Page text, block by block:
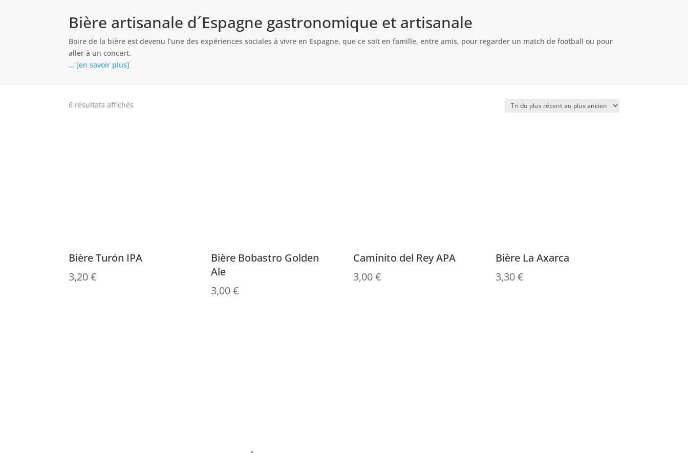
Bière artisanale d´Espagne gastronomique et artisanale
Boire de la bière est devenu l’une des expériences sociales à vivre en Espagne, que ce soit en famille, entre amis, pour regarder un match de football ou pour
aller à un concert.
… [en savoir plus]
6 résultats affichés
Bière Turón IPA
3,20€
Bière Bobastro Golden
Ale
3,00€
Caminito del Rey APA
3,00€
Bière La Axarca
3,30€